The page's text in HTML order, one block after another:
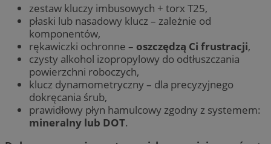
zestaw kluczy imbusowych + torx T25,
płaski lub nasadowy klucz – zależnie od
komponentów,
rękawiczki ochronne – oszczędzą Ci frustracji,
czysty alkohol izopropylowy do odtłuszczania
powierzchni roboczych,
klucz dynamometryczny – dla precyzyjnego
dokręcania śrub,
prawidłowy płyn hamulcowy zgodny z systemem:
mineralny lub DOT.